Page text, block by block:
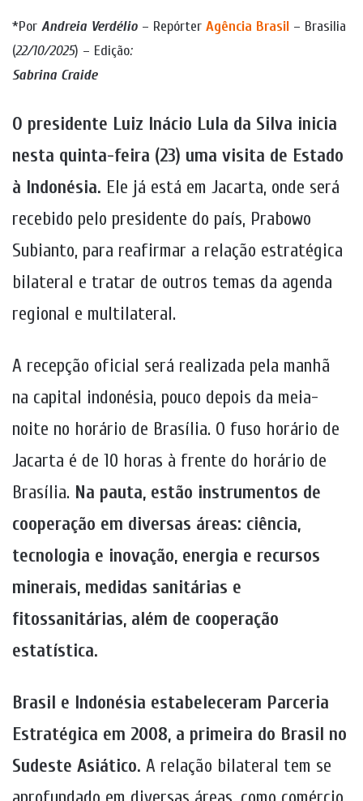
*Por Andreia Verdélio – Repórter Agência Brasil – Brasilia
(22/10/2025) – Edição:
Sabrina Craide
O presidente Luiz Inácio Lula da Silva inicia
nesta quinta-feira (23) uma visita de Estado
à Indonésia. Ele já está em Jacarta, onde será
recebido pelo presidente do país, Prabowo
Subianto, para reafirmar a relação estratégica
bilateral e tratar de outros temas da agenda
regional e multilateral.
A recepção oficial será realizada pela manhã
na capital indonésia, pouco depois da meia-
noite no horário de Brasília. O fuso horário de
Jacarta é de 10 horas à frente do horário de
Brasília. Na pauta, estão instrumentos de
cooperação em diversas áreas: ciência,
tecnologia e inovação, energia e recursos
minerais, medidas sanitárias e
fitossanitárias, além de cooperação
estatística.
Brasil e Indonésia estabeleceram Parceria
Estratégica em 2008, a primeira do Brasil no
Sudeste Asiático. A relação bilateral tem se